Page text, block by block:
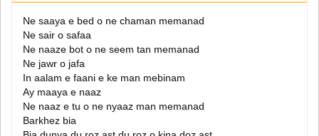
Ne saaya e bed o ne chaman memanad
Ne sair o safaa
Ne naaze bot o ne seem tan memanad
Ne jawr o jafa
In aalam e faani e ke man mebinam
Ay maaya e naaz
Ne naaz e tu o ne nyaaz man memanad
Barkhez bia